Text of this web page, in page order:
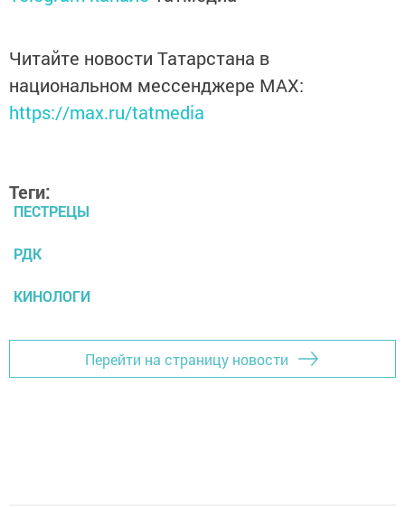
Читайте новости Татарстана в
национальном мессенджере MАХ:
https://max.ru/tatmedia
Теги:
ПЕСТРЕЦЫ
РДК
КИНОЛОГИ
Перейти на страницу новости